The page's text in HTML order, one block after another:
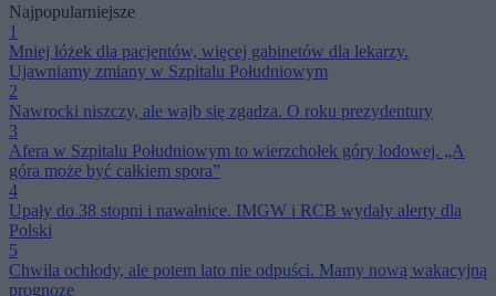
Najpopularniejsze
1
Mniej łóżek dla pacjentów, więcej gabinetów dla lekarzy.
Ujawniamy zmiany w Szpitalu Południowym
2
Nawrocki niszczy, ale wajb się zgadza. O roku prezydentury
3
Afera w Szpitalu Południowym to wierzchołek góry lodowej. „A
góra może być całkiem spora”
4
Upały do 38 stopni i nawałnice. IMGW i RCB wydały alerty dla
Polski
5
Chwila ochłody, ale potem lato nie odpuści. Mamy nową wakacyjną
prognozę